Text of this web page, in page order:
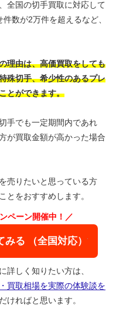
全国の切手買取に対応して
数が2万件を超えるなど、
理由は、高価買取をしても
殊切手、希少性のあるプレ
とができます。
手でも一定期間内であれ
が買取金額が高かった場合
売りたいと思っている方
とをおすすめします。
ペーン開催中！／
みる （全国対応）
詳しく知りたい方は、
買取相場を実際の体験談を
ければと思います。